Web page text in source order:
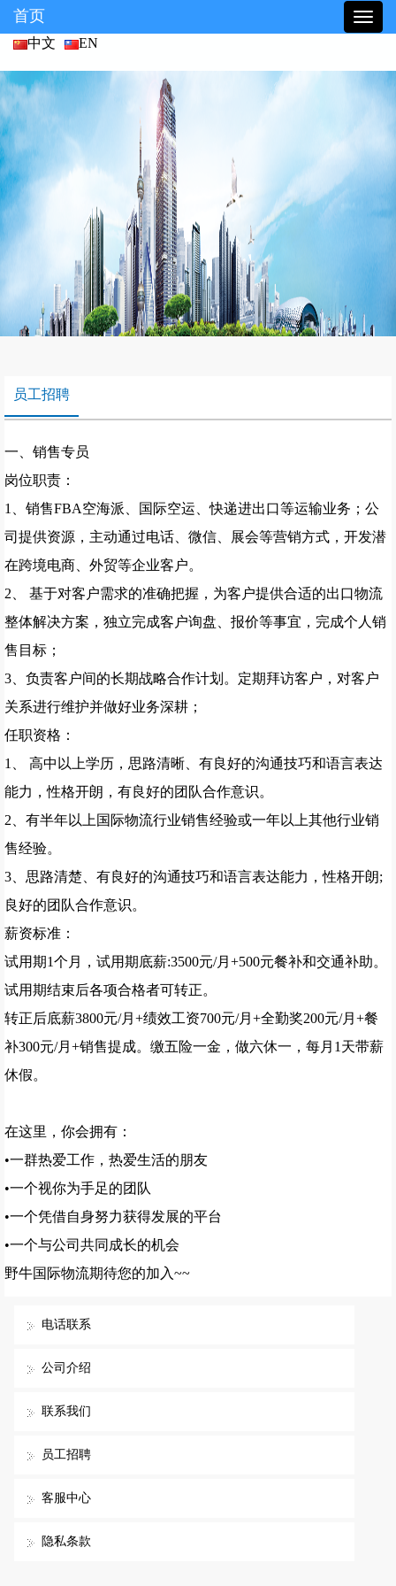
首页
中文 EN
员工招聘
一、销售专员
岗位职责：
1、销售FBA空海派、国际空运、快递进出口等运输业务；公
司提供资源，主动通过电话、微信、展会等营销方式，开发潜
在跨境电商、外贸等企业客户。
2、 基于对客户需求的准确把握，为客户提供合适的出口物流
整体解决方案，独立完成客户询盘、报价等事宜，完成个人销
售目标；
3、负责客户间的长期战略合作计划。定期拜访客户，对客户
关系进行维护并做好业务深耕；
任职资格：
1、 高中以上学历，思路清晰、有良好的沟通技巧和语言表达
能力，性格开朗，有良好的团队合作意识。
2、有半年以上国际物流行业销售经验或一年以上其他行业销
售经验。
3、思路清楚、有良好的沟通技巧和语言表达能力，性格开朗;
良好的团队合作意识。
薪资标准：
试用期1个月，试用期底薪:3500元/月+500元餐补和交通补助。
试用期结束后各项合格者可转正。
转正后底薪3800元/月+绩效工资700元/月+全勤奖200元/月+餐
补300元/月+销售提成。缴五险一金，做六休一，每月1天带薪
休假。
在这里，你会拥有：
•一群热爱工作，热爱生活的朋友
•一个视你为手足的团队
•一个凭借自身努力获得发展的平台
•一个与公司共同成长的机会
野牛国际物流期待您的加入~~
电话联系
公司介绍
联系我们
员工招聘
客服中心
隐私条款